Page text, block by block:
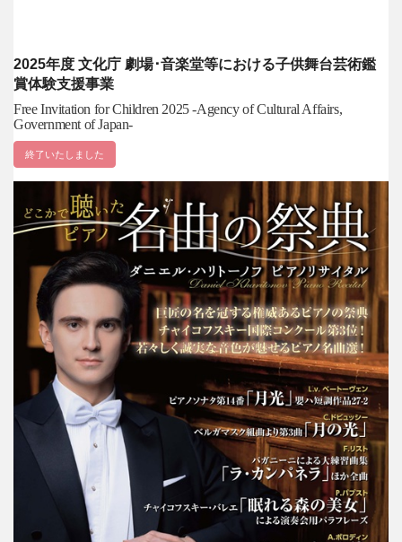
2025年度 文化庁 劇場･音楽堂等における子供舞台芸術鑑
賞体験支援事業
Free Invitation for Children 2025 -Agency of Cultural Affairs,
Government of Japan-
終了いたしました